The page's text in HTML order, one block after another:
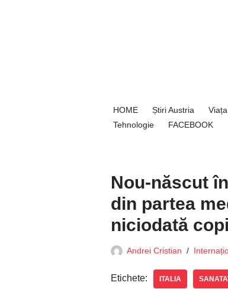
HOME Știri Austria
Tehnologie
FACEBOOK
Nou-născut
din partea
niciodată
Andrei Cristian
Etichete: ITALIA